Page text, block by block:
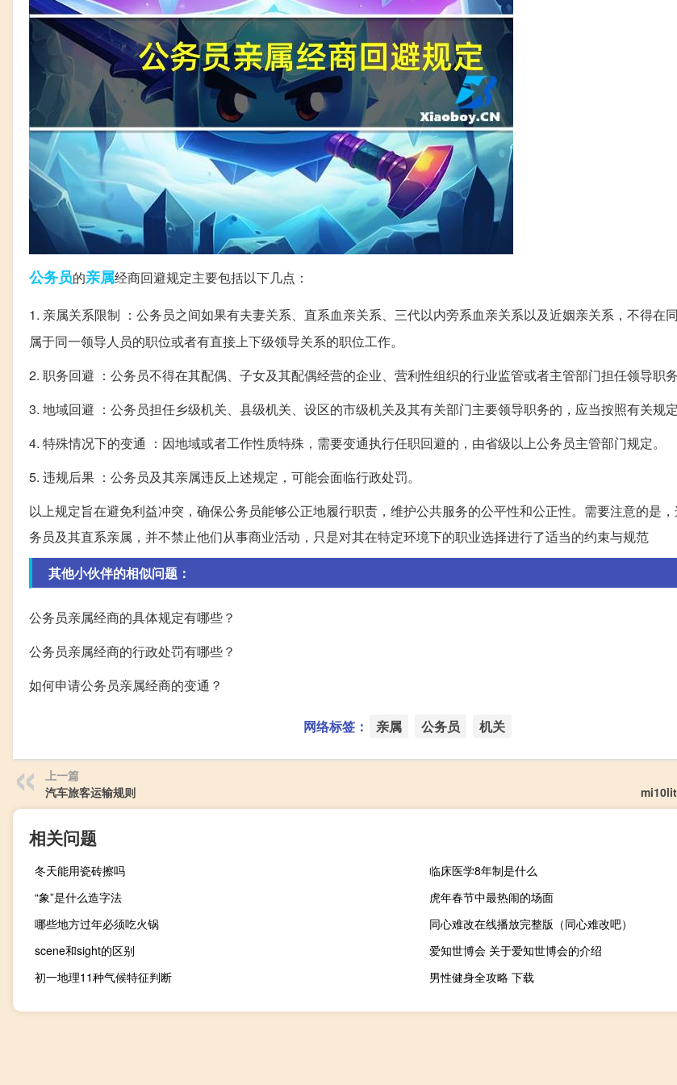
公务员的亲属经商回避规定主要包括以下几点：
1. 亲属关系限制 ：公务员之间如果有夫妻关系、直系血亲关系、三代以内旁系血亲关系以及近姻亲关系，不得在
属于同一领导人员的职位或者有直接上下级领导关系的职位工作。
2. 职务回避 ：公务员不得在其配偶、子女及其配偶经营的企业、营利性组织的行业监管或者主管部门担任领导职务
3. 地域回避 ：公务员担任乡级机关、县级机关、设区的市级机关及其有关部门主要领导职务的，应当按照有关规定
4. 特殊情况下的变通 ：因地域或者工作性质特殊，需要变通执行任职回避的，由省级以上公务员主管部门规定。
5. 违规后果 ：公务员及其亲属违反上述规定，可能会面临行政处罚。
以上规定旨在避免利益冲突，确保公务员能够公正地履行职责，维护公共服务的公平性和公正性。需要注意的是
务员及其直系亲属，并不禁止他们从事商业活动，只是对其在特定环境下的职业选择进行了适当的约束与规范
其他小伙伴的相似问题：
公务员亲属经商的具体规定有哪些？
公务员亲属经商的行政处罚有哪些？
如何申请公务员亲属经商的变通？
网络标签： 亲属 公务员 机关
上一篇
汽车旅客运输规则
相关问题
冬天能用瓷砖擦吗
临床医学8年制是什么
“象”是什么造字法
虎年春节中最热闹的场面
哪些地方过年必须吃火锅
同心难改在线播放完整版（同心难改吧）
scene和sight的区别
爱知世博会 关于爱知世博会的介绍
初一地理11种气候特征判断
男性健身全攻略 下载